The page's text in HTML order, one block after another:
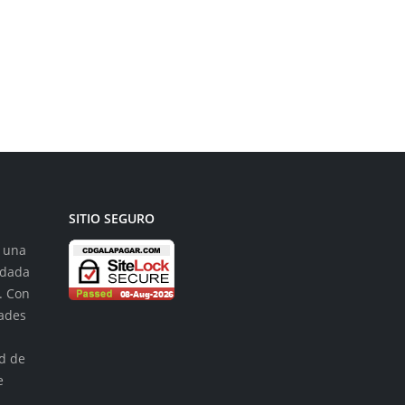
Con
de
SITIO SEGURO